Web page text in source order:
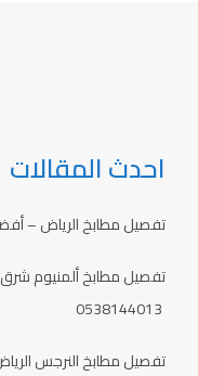
احدث المقالات
تفصيل مطابخ الرياض –
تفصيل مطابخ ألمنيوم
تفصيل مطابخ النرجس